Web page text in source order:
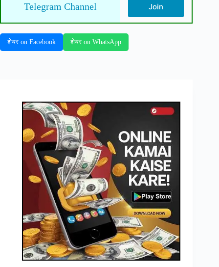
Telegram Channel Join
शेयर on Facebook शेयर on WhatsApp